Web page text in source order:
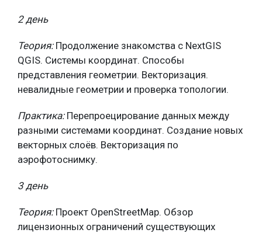
2 день
Теория: Продолжение знакомства с NextGIS
QGIS. Системы координат. Способы
представления геометрии. Векторизация.
невалидные геометрии и проверка топологии.
Практика:Перепроецирование данных между
разными системами координат. Создание новых
векторных слоёв. Векторизация по
аэрофотоснимку.
3 день
Теория: Проект OpenStreetMap. Обзор
лицензионных ограничений существующих